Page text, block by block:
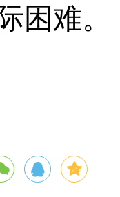
困难。